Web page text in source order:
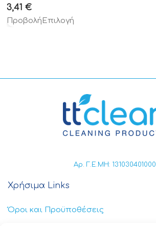
3,41 €
Προβολή Επιλογή
Αρ. Γ.Ε.ΜΗ: 131030401000
Χρήσιμα Links
Όροι και Προϋποθέσεις